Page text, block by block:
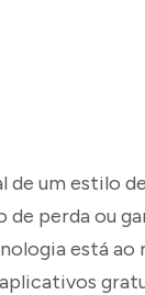
de um estilo
perda ou
está ao